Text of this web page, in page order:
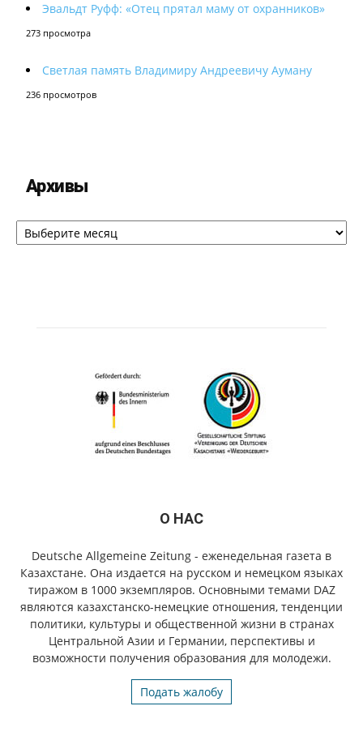
Эвальдт Руфф: «Отец прятал маму от охранников»
273 просмотра
Светлая память Владимиру Андреевичу Ауману
236 просмотров
Архивы
Архивы
О НАС
Deutsche Allgemeine Zeitung - еженедельная газета в
Казахстане. Она издается на русском и немецком языках
тиражом в 1000 экземпляров. Основными темами DAZ
являются казахстанско-немецкие отношения, тенденции
политики, культуры и общественной жизни в странах
Центральной Азии и Германии, перспективы и
возможности получения образования для молодежи.
Подать жалобу